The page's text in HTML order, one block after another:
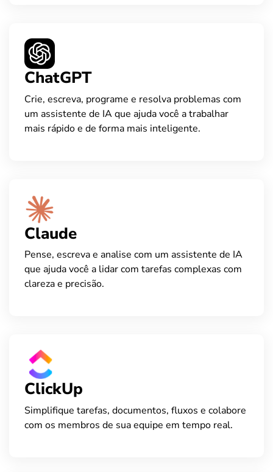
ChatGPT
Crie, escreva, programe e resolva problemas com
um assistente de IA que ajuda você a trabalhar
mais rápido e de forma mais inteligente.
Claude
Pense, escreva e analise com um assistente de IA
que ajuda você a lidar com tarefas complexas com
clareza e precisão.
ClickUp
Simplifique tarefas, documentos, fluxos e colabore
com os membros de sua equipe em tempo real.